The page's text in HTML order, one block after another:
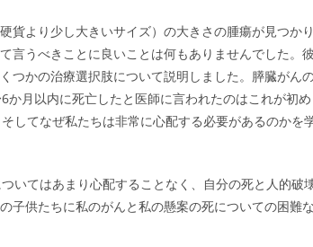
より少し大きいサイズ）の大きさの腫瘍が見つかり
言うべきことに良いことは何もありませんでした。彼
つかの治療選択肢について説明しました。膵臓がん
月以内に死亡したと医師に言われたのはこれが初め
してなぜ私たちは非常に心配する必要があるのかを
いてはあまり心配することなく、自分の死と人的破
子供たちに私のがんと私の懸案の死についての困難な